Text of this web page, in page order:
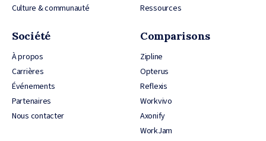
Culture & communauté
Ressources
Société
À propos
Carrières
Événements
Partenaires
Nous contacter
Comparisons
Zipline
Opterus
Reflexis
Workvivo
Axonify
WorkJam